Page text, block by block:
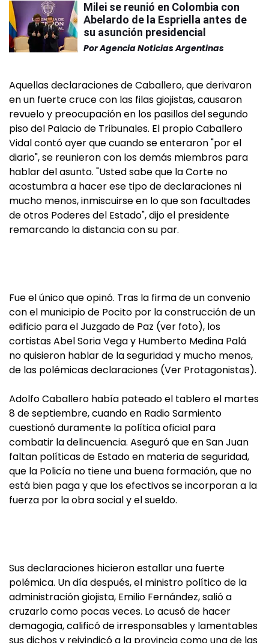
Milei se reunió en Colombia con
Abelardo de la Espriella antes de
su asunción presidencial
PorAgencia Noticias Argentinas
Aquellas declaraciones de Caballero, que derivaron
en un fuerte cruce con las filas giojistas, causaron
revuelo y preocupación en los pasillos del segundo
piso del Palacio de Tribunales. El propio Caballero
Vidal contó ayer que cuando se enteraron "por el
diario", se reunieron con los demás miembros para
hablar del asunto. "Usted sabe que la Corte no
acostumbra a hacer ese tipo de declaraciones ni
mucho menos, inmiscuirse en lo que son facultades
de otros Poderes del Estado", dijo el presidente
remarcando la distancia con su par.
Fue el único que opinó. Tras la firma de un convenio
con el municipio de Pocito por la construcción de un
edificio para el Juzgado de Paz (ver foto), los
cortistas Abel Soria Vega y Humberto Medina Palá
no quisieron hablar de la seguridad y mucho menos,
de las polémicas declaraciones (Ver Protagonistas).
Adolfo Caballero había pateado el tablero el martes
8 de septiembre, cuando en Radio Sarmiento
cuestionó duramente la política oficial para
combatir la delincuencia. Aseguró que en San Juan
faltan políticas de Estado en materia de seguridad,
que la Policía no tiene una buena formación, que no
está bien paga y que los efectivos se incorporan a la
fuerza por la obra social y el sueldo.
Sus declaraciones hicieron estallar una fuerte
polémica. Un día después, el ministro político de la
administración giojista, Emilio Fernández, salió a
cruzarlo como pocas veces. Lo acusó de hacer
demagogia, calificó de irresponsables y lamentables